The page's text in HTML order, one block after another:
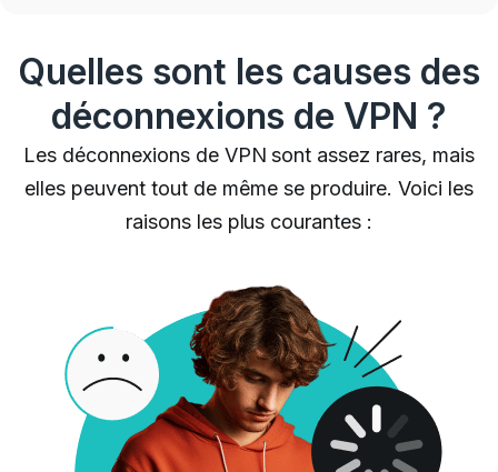
Quelles sont les causes des
déconnexions de VPN ?
Les déconnexions de VPN sont assez rares, mais
elles peuvent tout de même se produire. Voici les
raisons les plus courantes :